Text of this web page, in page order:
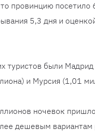
провинцию
5,3 дня и
туристов были
и Мурсия (1,01
ночевок
дешевым